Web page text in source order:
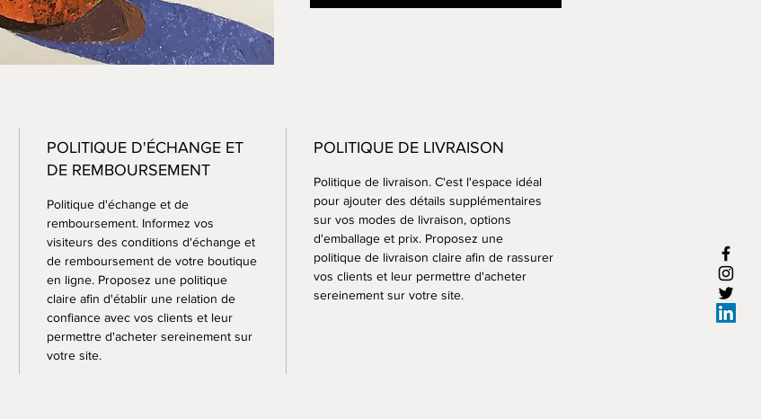
POLITIQUE D'ÉCHANGE ET
DE REMBOURSEMENT
Politique d'échange et de
remboursement. Informez vos
visiteurs des conditions d'échange et
de remboursement de votre boutique
en ligne. Proposez une politique
claire afin d'établir une relation de
confiance avec vos clients et leur
permettre d'acheter sereinement sur
votre site.
POLITIQUE DE LIVRAISON
Politique de livraison. C'est l'espace idéal
pour ajouter des détails supplémentaires
sur vos modes de livraison, options
d'emballage et prix. Proposez une
politique de livraison claire afin de rassurer
vos clients et leur permettre d'acheter
sereinement sur votre site.